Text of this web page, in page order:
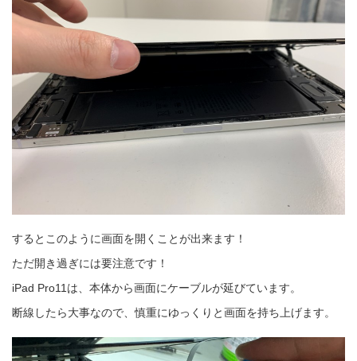
するとこのように画面を開くことが出来ます！
ただ開き過ぎには要注意です！
iPad Pro11は、本体から画面にケーブルが延びています。
断線したら大事なので、慎重にゆっくりと画面を持ち上げます。